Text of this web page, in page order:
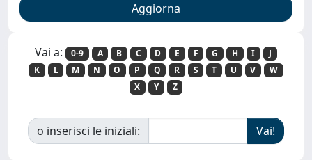
Vai a: 0-9 A B C D E F G H I
J
K
L M N O P Q R S T U V
W
X
Y Z
o inserisci le iniziali: